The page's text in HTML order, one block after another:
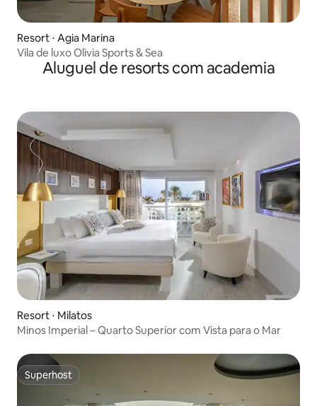
Resort ⋅ Agia Marina
Vila de luxo Olivia Sports & Sea
Aluguel de resorts com academia
Resort ⋅ Milatos
Minos Imperial – Quarto Superior com Vista para o Mar
Superhost
Superhost